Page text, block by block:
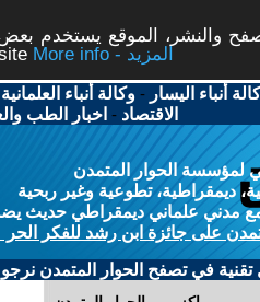
والنشر، الموقع يستخدم
More info - المزيد
أنباء اليسار -وكالة أنباء العلمانية
الاقتصاد - اخبار الطب
لمؤسسة الحوار المتمدن
ديمقراطية، تطوعية وغير ربحية
مدني علماني ديمقراطي حديث يضمن
على جائزة ابن رشد للفكر الحر
في تصفح الحوار المتمدن نرجو